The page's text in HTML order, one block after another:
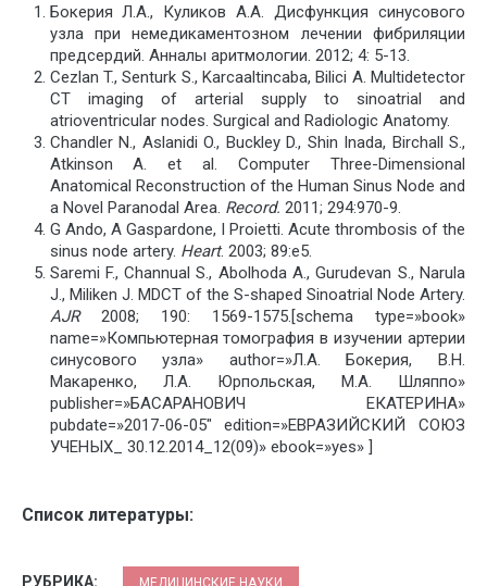
Бокерия Л.А., Куликов А.А. Дисфункция синусового
узла при немедикаментозном лечении фибриляции
предсердий. Анналы аритмологии. 2012; 4: 5-13.
Cezlan T., Senturk S., Karcaaltincaba, Bilici A. Multidetector
CT imaging of arterial supply to sinoatrial and
atrioventricular nodes. Surgical and Radiologic Anatomy.
Chandler N., Aslanidi O., Buckley D., Shin Inada, Birchall S.,
Atkinson A. et al. Computer Three-Dimensional
Anatomical Reconstruction of the Human Sinus Node and
a Novel Paranodal Area. Record. 2011; 294:970-9.
G Ando, A Gaspardone, I Proietti. Acute thrombosis of the
sinus node artery. Heart. 2003; 89:e5.
Saremi F., Channual S., Abolhoda A., Gurudevan S., Narula
J., Miliken J. MDCT of the S-shaped Sinoatrial Node Artery.
AJR2008; 190: 1569-1575.[schema type=»book»
name=»Компьютерная томография в изучении артерии
синусового узла» author=»Л.А. Бокерия, В.Н.
Макаренко, Л.А. Юрпольская, М.А. Шляппо»
publisher=»БАСАРАНОВИЧ ЕКАТЕРИНА»
pubdate=»2017-06-05″ edition=»ЕВРАЗИЙСКИЙ СОЮЗ
УЧЕНЫХ_ 30.12.2014_12(09)» ebook=»yes» ]
Список литературы:
РУБРИКА: